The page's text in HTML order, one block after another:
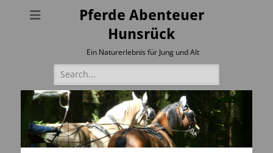
Pferde Abenteuer
Hunsrück
Ein Naturerlebnis für Jung und Alt
Suchen
nach: